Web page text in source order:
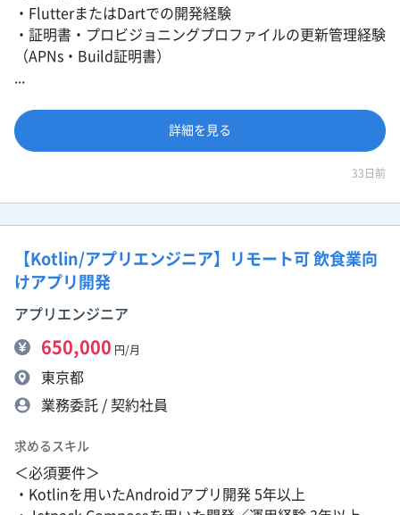
・FlutterまたはDartでの開発経験
・証明書・プロビジョニングプロファイルの更新管理経験
（APNs・Build証明書）
詳細を見る
33日前
【Kotlin/アプリエンジニア】リモート可 飲食業向
けアプリ開発
アプリエンジニア
650,000 円/月
東京都
業務委託 / 契約社員
求めるスキル
＜必須要件＞
・Kotlinを用いたAndroidアプリ開発 5年以上